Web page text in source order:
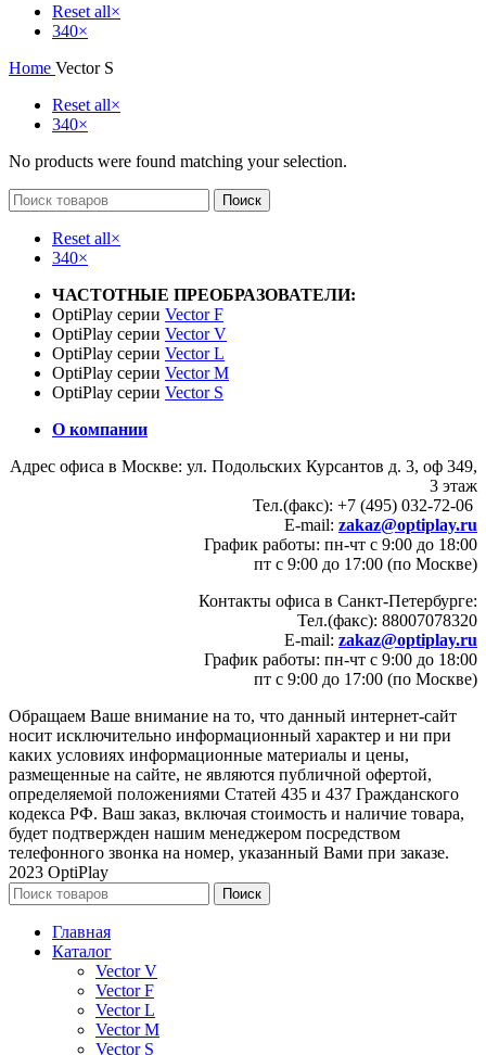
Reset all×
340×
Home Vector S
Reset all×
340×
No products were found matching your selection.
Поиск
Reset all×
340×
ЧАСТОТНЫЕ ПРЕОБРАЗОВАТЕЛИ:
OptiPlay серии Vector F
OptiPlay серии Vector V
OptiPlay серии Vector L
OptiPlay серии Vector M
OptiPlay серии Vector S
О компании
Адрес офиса в Москве: ул. Подольских Курсантов д. 3, оф 349,
3 этаж
Тел.(факс): +7 (495) 032-72-06
E-mail: zakaz@optiplay.ru
График работы: пн-чт с 9:00 до 18:00
пт с 9:00 до 17:00 (по Москве)
Контакты офиса в Санкт-Петербурге:
Тел.(факс): 88007078320
E-mail: zakaz@optiplay.ru
График работы: пн-чт с 9:00 до 18:00
пт с 9:00 до 17:00 (по Москве)
Обращаем Ваше внимание на то, что данный интернет-сайт
носит исключительно информационный характер и ни при
каких условиях информационные материалы и цены,
размещенные на сайте, не являются публичной офертой,
определяемой положениями Статей 435 и 437 Гражданского
кодекса РФ. Ваш заказ, включая стоимость и наличие товара,
будет подтвержден нашим менеджером посредством
телефонного звонка на номер, указанный Вами при заказе.
2023 OptiPlay
Поиск
Главная
Каталог
Vector V
Vector F
Vector L
Vector M
Vector S